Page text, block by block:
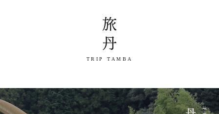
旅丹
TRIP TAMBA